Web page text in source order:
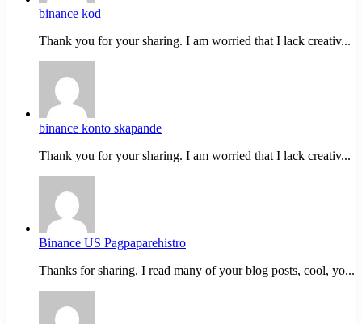
binance kod
Thank you for your sharing. I am worried that I lack creativ...
binance konto skapande
Thank you for your sharing. I am worried that I lack creativ...
Binance US Pagpaparehistro
Thanks for sharing. I read many of your blog posts, cool, yo...